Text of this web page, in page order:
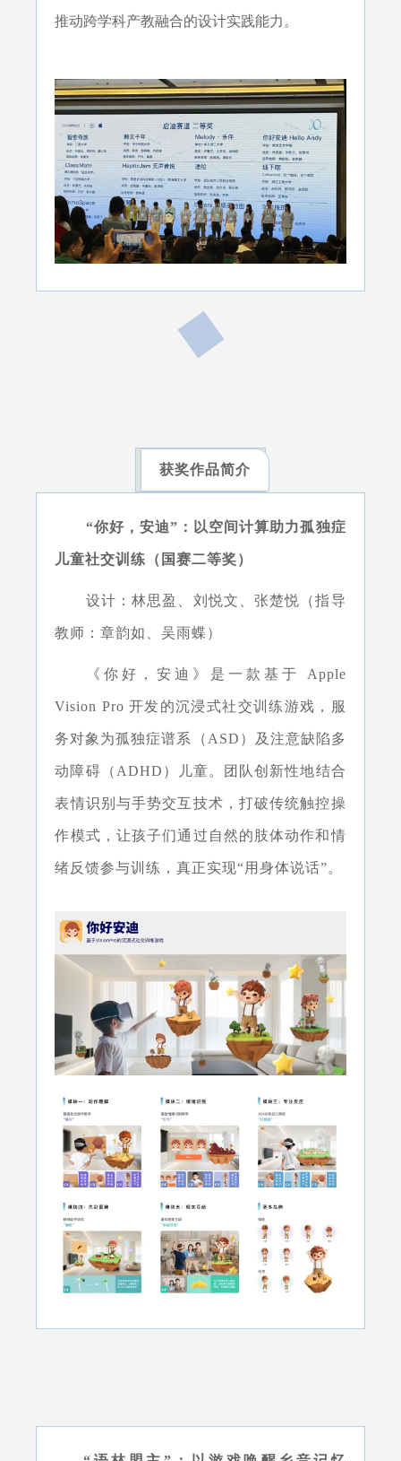
推动跨学科产教融合的设计实践能力。
获奖作品简介
“你好，安迪”：以空间计算助力孤独症
儿童社交训练（国赛二等奖）
设计：林思盈、刘悦文、张楚悦（指导
教师：章韵如、吴雨蝶）
《你好，安迪》是一款基于 Apple
Vision Pro 开发的沉浸式社交训练游戏，服
务对象为孤独症谱系（ASD）及注意缺陷多
动障碍（ADHD）儿童。团队创新性地结合
表情识别与手势交互技术，打破传统触控操
作模式，让孩子们通过自然的肢体动作和情
绪反馈参与训练，真正实现“用身体说话”。